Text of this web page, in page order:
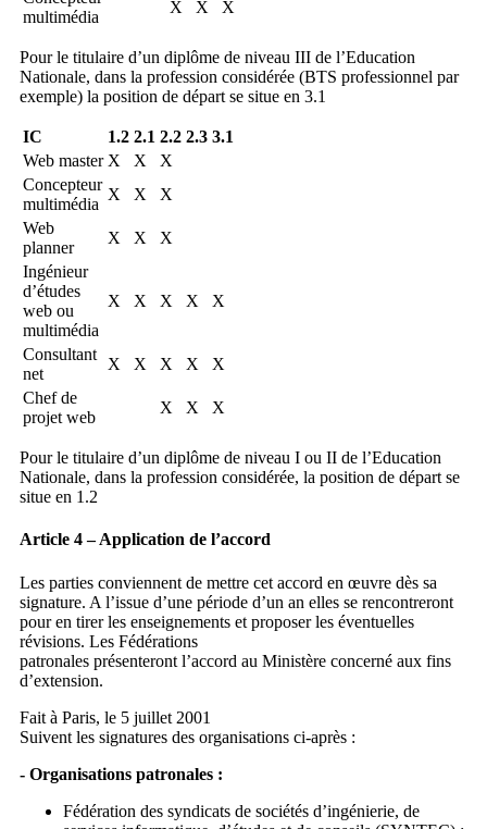
multimédia
X X X
Pour le titulaire d’un diplôme de niveau III de l’Education
Nationale, dans la profession considérée (BTS professionnel par
exemple) la position de départ se situe en 3.1
IC 1.2 2.1 2.2 2.3 3.1
Web master X X
X
Concepteur
multimédia
X X
X
Web
planner
X X
X
Ingénieur
d’études
web ou
multimédia
X X X X X
Consultant
net
X X X X
X
Chef de
projet web
X X X
Pour le titulaire d’un diplôme de niveau I ou II de l’Education
Nationale, dans la profession considérée, la position de départ se
situe en 1.2
Article 4 – Application de l’accord
Les parties conviennent de mettre cet accord en œuvre dès sa
signature. A l’issue d’une période d’un an elles se rencontreront
pour en tirer les enseignements et proposer les éventuelles
révisions. Les Fédérations
patronales présenteront l’accord au Ministère concerné aux fins
d’extension.
Fait à Paris, le 5 juillet 2001
Suivent les signatures des organisations ci-après :
- Organisations patronales :
Fédération des syndicats de sociétés d’ingénierie, de